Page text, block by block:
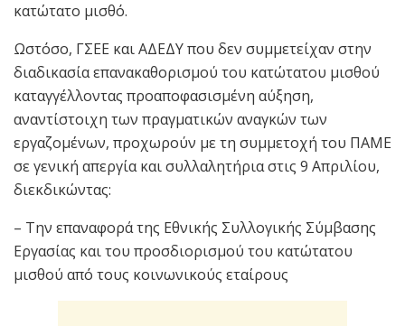
κατώτατο μισθό.
Ωστόσο, ΓΣΕΕ και ΑΔΕΔΥ που δεν συμμετείχαν στην
διαδικασία επανακαθορισμού του κατώτατου μισθού
καταγγέλλοντας προαποφασισμένη αύξηση,
αναντίστοιχη των πραγματικών αναγκών των
εργαζομένων, προχωρούν με τη συμμετοχή του ΠΑΜΕ
σε γενική απεργία και συλλαλητήρια στις 9 Απριλίου,
διεκδικώντας:
– Την επαναφορά της Εθνικής Συλλογικής Σύμβασης
Εργασίας και του προσδιορισμού του κατώτατου
μισθού από τους κοινωνικούς εταίρους